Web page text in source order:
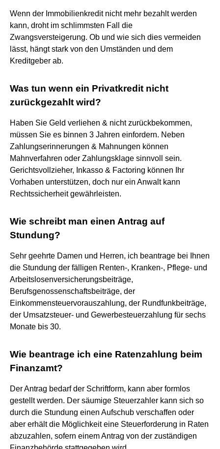
Wenn der Immobilienkredit nicht mehr bezahlt werden
kann, droht im schlimmsten Fall die
Zwangsversteigerung. Ob und wie sich dies vermeiden
lässt, hängt stark von den Umständen und dem
Kreditgeber ab.
Was tun wenn ein Privatkredit nicht
zurückgezahlt wird?
Haben Sie Geld verliehen & nicht zurückbekommen,
müssen Sie es binnen 3 Jahren einfordern. Neben
Zahlungserinnerungen & Mahnungen können
Mahnverfahren oder Zahlungsklage sinnvoll sein.
Gerichtsvollzieher, Inkasso & Factoring können Ihr
Vorhaben unterstützen, doch nur ein Anwalt kann
Rechtssicherheit gewährleisten.
Wie schreibt man einen Antrag auf
Stundung?
Sehr geehrte Damen und Herren, ich beantrage bei Ihnen
die Stundung der fälligen Renten-, Kranken-, Pflege- und
Arbeitslosenversicherungsbeiträge,
Berufsgenossenschaftsbeiträge, der
Einkommensteuervorauszahlung, der Rundfunkbeiträge,
der Umsatzsteuer- und Gewerbesteuerzahlung für sechs
Monate bis 30.
Wie beantrage ich eine Ratenzahlung beim
Finanzamt?
Der Antrag bedarf der Schriftform, kann aber formlos
gestellt werden. Der säumige Steuerzahler kann sich so
durch die Stundung einen Aufschub verschaffen oder
aber erhält die Möglichkeit eine Steuerforderung in Raten
abzuzahlen, sofern einem Antrag von der zuständigen